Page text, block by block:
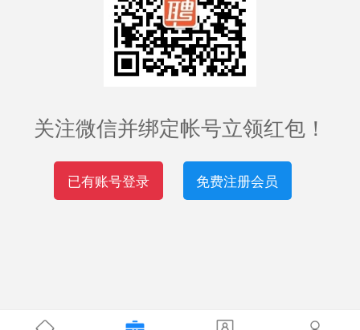
关注微信并绑定帐号立领红包！
已有账号登录 免费注册会员